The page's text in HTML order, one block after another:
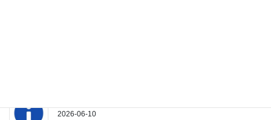
2026-06-10